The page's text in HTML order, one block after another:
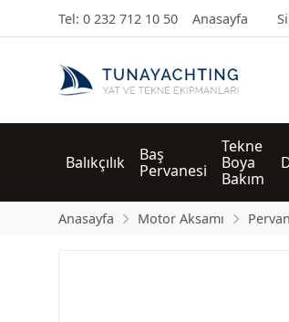
Tel: 0 232 712 10 50 Anasayfa
Balıkçılık
Baş
Pervanesi
Tekne
Boya
Bakım
Anasayfa Motor Aksamı